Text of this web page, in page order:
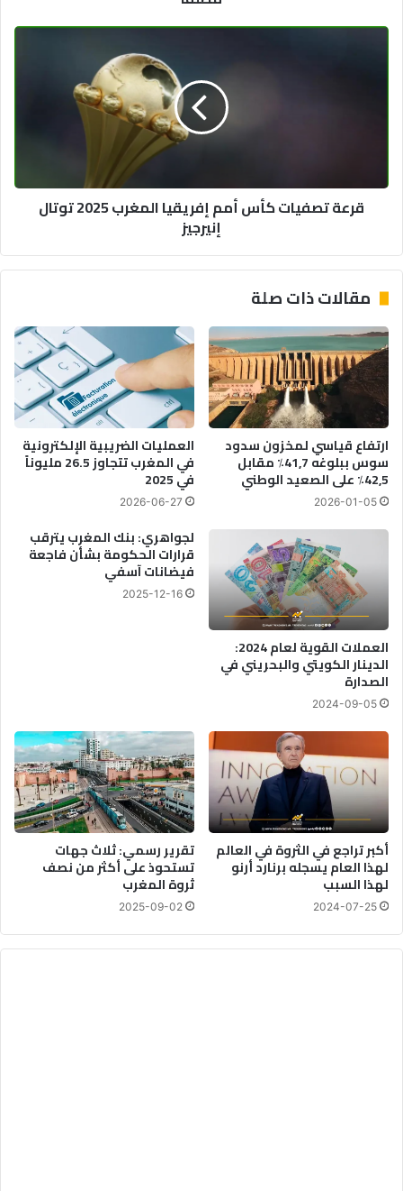
قرعة
إنيرجيز
قرعة تصفيات كأس أمم إفريقيا المغرب 2025 توتال
إنيرجيز
مقالات ذات صلة
ارتفاع قياسي لمخزون سدود
سوس ببلوغه 41,7٪ مقابل
42,5٪ على الصعيد الوطني
2026-01-05
العمليات الضريبية الإلكترونية
في المغرب تتجاوز 26.5 مليوناً
في 2025
2026-06-27
العملات القوية لعام 2024:
الدينار الكويتي والبحريني في
الصدارة
2024-09-05
لجواهري: بنك المغرب يترقب
قرارات الحكومة بشأن فاجعة
فيضانات آسفي
2025-12-16
أكبر تراجع في الثروة في العالم
لهذا العام يسجله برنارد أرنو
لهذا السبب
2024-07-25
تقرير رسمي: ثلاث جهات
تستحوذ على أكثر من نصف
ثروة المغرب
2025-09-02